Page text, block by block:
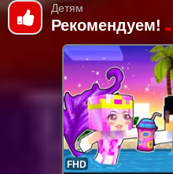
Детям
Рекомендуем!
FHD